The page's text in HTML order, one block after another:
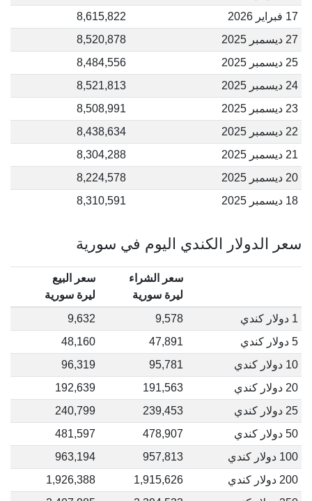
17 فبراير 2026
8,615,822
27 ديسمبر 2025
8,520,878
25 ديسمبر 2025
8,484,556
24 ديسمبر 2025
8,521,813
23 ديسمبر 2025
8,508,991
22 ديسمبر 2025
8,438,634
21 ديسمبر 2025
8,304,288
20 ديسمبر 2025
8,224,578
18 ديسمبر 2025
8,310,591
سعر الدولار الكندي اليوم في سورية
سعر الشراء
ليرة سورية
سعر البيع
ليرة سورية
1 دولار كندي
9,578
9,632
5 دولار كندي
47,891
48,160
10 دولار كندي
95,781
96,319
20 دولار كندي
191,563
192,639
25 دولار كندي
239,453
240,799
50 دولار كندي
478,907
481,597
100 دولار كندي
957,813
963,194
200 دولار كندي
1,915,626
1,926,388